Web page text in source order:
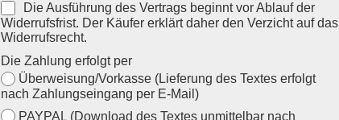
Die Ausführung des Vertrags beginnt vor Ablauf der
Widerrufsfrist. Der Käufer erklärt daher den Verzicht auf das
Widerrufsrecht.
Die Zahlung erfolgt per
Überweisung/Vorkasse (Lieferung des Textes erfolgt
nach Zahlungseingang per E-Mail)
PAYPAL (Download des Textes unmittelbar nach